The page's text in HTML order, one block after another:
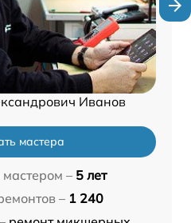
Иванов
мастера
– 5 лет
– 1 240